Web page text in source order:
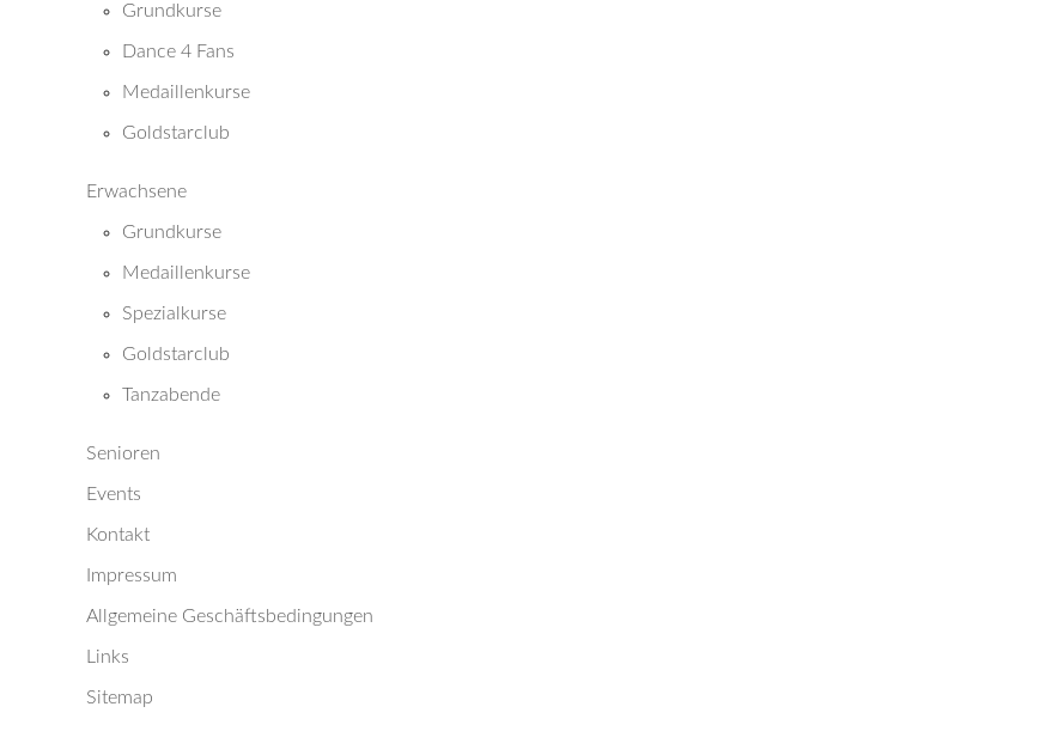
Grundkurse
Dance 4 Fans
Medaillenkurse
Goldstarclub
Erwachsene
Grundkurse
Medaillenkurse
Spezialkurse
Goldstarclub
Tanzabende
Senioren
Events
Kontakt
Impressum
Allgemeine Geschäftsbedingungen
Links
Sitemap